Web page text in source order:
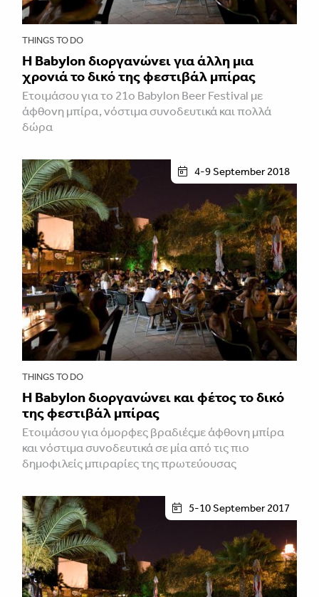
THINGS TO DO
H Babylon διοργανώνει για άλλη μια
χρονιά το δικό της φεστιβάλ μπίρας
Ετοιμάσου για το 21ο Babylon Beer Festival με
άφθονη μπίρα, νόστιμα συνοδευτικά και πολλά
δώρα
4-9 September 2018
THINGS TO DO
H Babylon διοργανώνει και φέτος το δικό
της φεστιβάλ μπίρας
Ετοιμάσου για όμορφες βραδιέςμε άφθονη μπίρα
και νόστιμα συνοδευτικά σε μία από τις πιο
δημοφιλείς μπιραρίες της πρωτεύουσας
5-10 September 2017